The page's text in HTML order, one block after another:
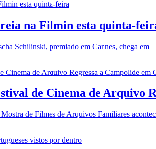
na Filmin esta quinta-
Schilinski, premiado em Cannes, chega em
de Cinema de Arquivo
de Filmes de Arquivos Familiares